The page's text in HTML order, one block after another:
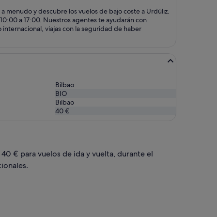
menudo y descubre los vuelos de bajo coste a Urdúliz.
a 17:00. Nuestros agentes te ayudarán con
viajas con la seguridad de haber
Bilbao
BIO
Bilbao
40 €
€ para vuelos de ida y vuelta, durante el